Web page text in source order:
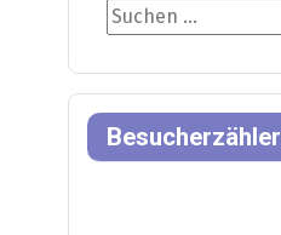
Suche
Besucherzähler